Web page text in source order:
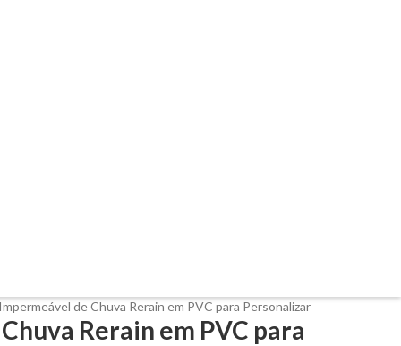
Impermeável de Chuva Rerain em PVC para Personalizar
Rerain em PVC para